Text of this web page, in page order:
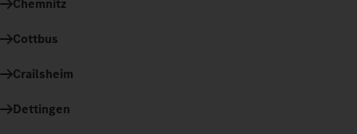
Chemnitz
Cottbus
Crailsheim
Dettingen